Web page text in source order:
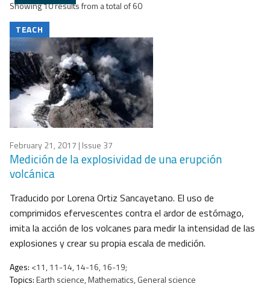
Showing 10 results from a total of 60
TEACH
February 21, 2017 | Issue 37
Medición de la explosividad de una erupción
volcánica
Traducido por Lorena Ortiz Sancayetano. El uso de
comprimidos efervescentes contra el ardor de estómago,
imita la acción de los volcanes para medir la intensidad de las
explosiones y crear su propia escala de medición.
Ages: <11, 11-14, 14-16, 16-19;
Topics:Earth science, Mathematics, General science